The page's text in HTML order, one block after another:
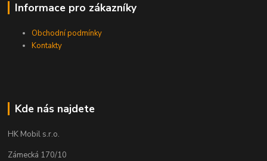
Informace pro zákazníky
Obchodní podmínky
Kontakty
Kde nás najdete
HK Mobil s.r.o.
Zámecká 170/10